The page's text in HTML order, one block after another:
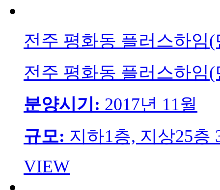
전주 평화동 플러스하임
전주 평화동 플러스하임
분양시기: 2017년 11월
규모: 지하1층, 지상25층
VIEW